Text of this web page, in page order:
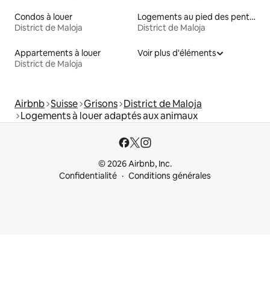
Condos à louer
District de Maloja
Logements au pied des pentes à louer
District de Maloja
Appartements à louer
District de Maloja
Voir plus d'éléments
Airbnb Suisse Grisons District de Maloja
Logements à louer adaptés aux animaux
© 2026 Airbnb, Inc.
Confidentialité
Conditions générales